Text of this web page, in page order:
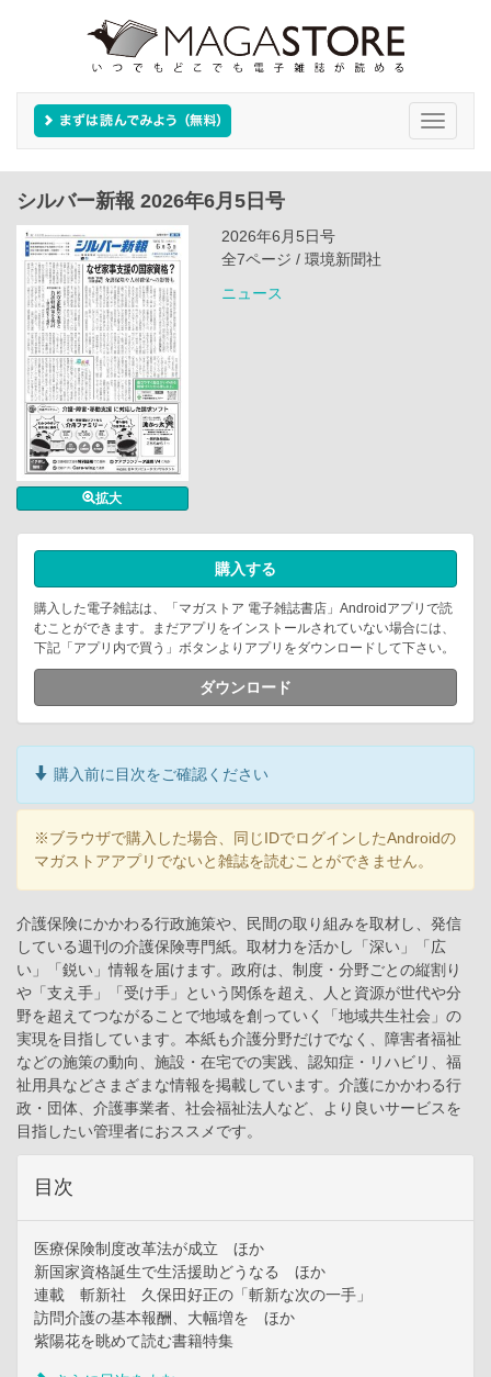
Toggle
シルバー新報 2026年6月5日号
拡大
2026年6月5日号
全7ページ / 環境新聞社
ニュース
購入する
購入した電子雑誌は、「マガストア 電子雑誌書店」Androidアプリで読
むことができます。まだアプリをインストールされていない場合には、
下記「アプリ内で買う」ボタンよりアプリをダウンロードして下さい。
ダウンロード
購入前に目次をご確認ください
※ブラウザで購入した場合、同じIDでログインしたAndroidの
マガストアアプリでないと雑誌を読むことができません。
介護保険にかかわる行政施策や、民間の取り組みを取材し、発信
している週刊の介護保険専門紙。取材力を活かし「深い」「広
い」「鋭い」情報を届けます。政府は、制度・分野ごとの縦割り
や「支え手」「受け手」という関係を超え、人と資源が世代や分
野を超えてつながることで地域を創っていく「地域共生社会」の
実現を目指しています。本紙も介護分野だけでなく、障害者福祉
などの施策の動向、施設・在宅での実践、認知症・リハビリ、福
祉用具などさまざまな情報を掲載しています。介護にかかわる行
政・団体、介護事業者、社会福祉法人など、より良いサービスを
目指したい管理者におススメです。
目次
医療保険制度改革法が成立 ほか
新国家資格誕生で生活援助どうなる ほか
連載 斬新社 久保田好正の「斬新な次の一手」
訪問介護の基本報酬、大幅増を ほか
紫陽花を眺めて読む書籍特集